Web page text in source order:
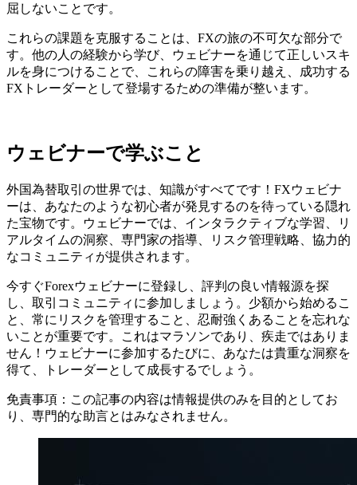
屈しないことです。
これらの課題を克服することは、FXの旅の不可欠な部分で
す。他の人の経験から学び、ウェビナーを通じて正しいスキ
ルを身につけることで、これらの障害を乗り越え、成功する
FXトレーダーとして登場するための準備が整います。
ウェビナーで学ぶこと
外国為替取引の世界では、知識がすべてです！FXウェビナ
ーは、あなたのような初心者が発見するのを待っている隠れ
た宝物です。ウェビナーでは、インタラクティブな学習、リ
アルタイムの洞察、専門家の指導、リスク管理戦略、協力的
なコミュニティが提供されます。
今すぐForexウェビナーに登録し、評判の良い情報源を探
し、取引コミュニティに参加しましょう。少額から始めるこ
と、常にリスクを管理すること、忍耐強くあることを忘れな
いことが重要です。これはマラソンであり、疾走ではありま
せん！ウェビナーに参加するたびに、あなたは貴重な洞察を
得て、トレーダーとして成長するでしょう。
免責事項：この記事の内容は情報提供のみを目的としてお
り、専門的な助言とはみなされません。